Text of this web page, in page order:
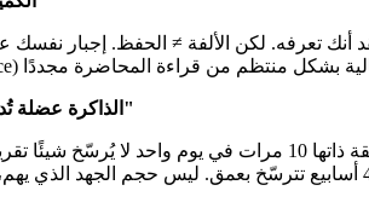
أنك تعرفه. لكن الألفة ≠ الحفظ. إجبار نفسك
"الذاكرة عضلة تُدرَّب بالتكرار البسيط"
. تكرار الحقيقة ذاتها 10 مرات في يوم واحد لا يُرسّخ